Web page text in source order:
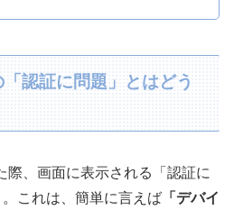
認証に問題」とはどう
際、画面に表示される「認証に
これは、簡単に言えば 「デバイ